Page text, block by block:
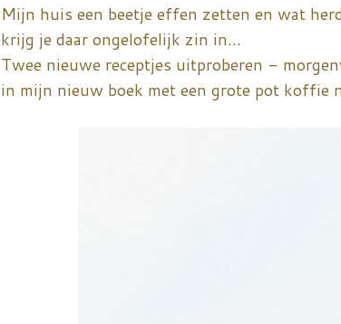
Mijn huis een beetje effen zetten en wat
krijg je daar ongelofelijk zin in...
Twee nieuwe receptjes uitproberen -
in mijn nieuw boek met een grote pot koffie